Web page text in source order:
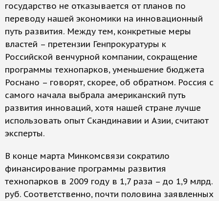
государство не отказывается от планов по
переводу нашей экономики на инновационный
путь развития. Между тем, конкретные меры
властей – претензии Генпрокуратуры к
Российской венчурной компании, сокращение
программы технопарков, уменьшение бюджета
Роснано – говорят, скорее, об обратном. Россия с
самого начала выбрала американский путь
развития инноваций, хотя нашей стране лучше
использовать опыт Скандинавии и Азии, считают
эксперты.
В конце марта Минкомсвязи сократило
финансирование программы развития
технопарков в 2009 году в 1,7 раза – до 1,9 млрд.
руб. Соответственно, почти половина заявленных